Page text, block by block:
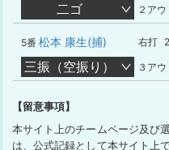
二ゴ ２ア
5番 松本 康生(捕) 右打
三振（空振り） ３ア
【留意事項】
本サイト上のチームページ及び
は、公式記録として本サイト上